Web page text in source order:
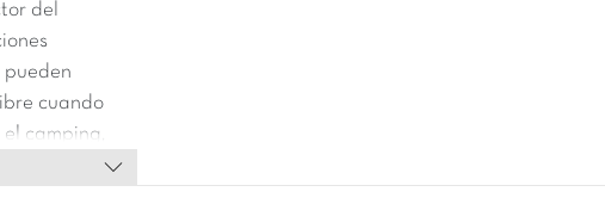
del
cuando
camping,
de arena